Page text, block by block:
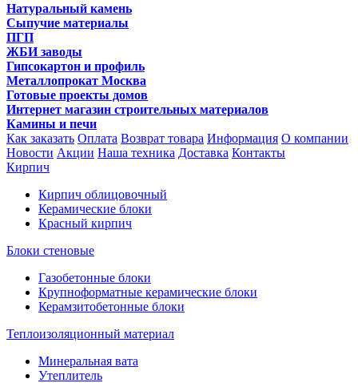
Натуральный камень
Сыпучие материалы
ПГП
ЖБИ заводы
Гипсокартон и профиль
Металлопрокат Москва
Готовые проекты домов
Интернет магазин строительных материалов
Камины и печи
Как заказать Оплата Возврат товара Информация О компании
Новости Акции Наша техника Доставка Контакты
Кирпич
Кирпич облицовочный
Керамические блоки
Красный кирпич
Блоки стеновые
Газобетонные блоки
Крупноформатные керамические блоки
Керамзитобетонные блоки
Теплоизоляционный материал
Минеральная вата
Утеплитель